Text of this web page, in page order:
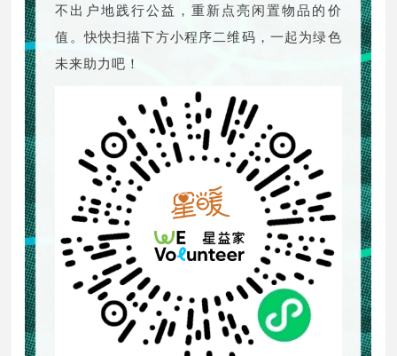
不出户地践行公益，重新点亮闲置物品的价
值。快快扫描下方小程序二维码，一起为绿色
未来助力吧！